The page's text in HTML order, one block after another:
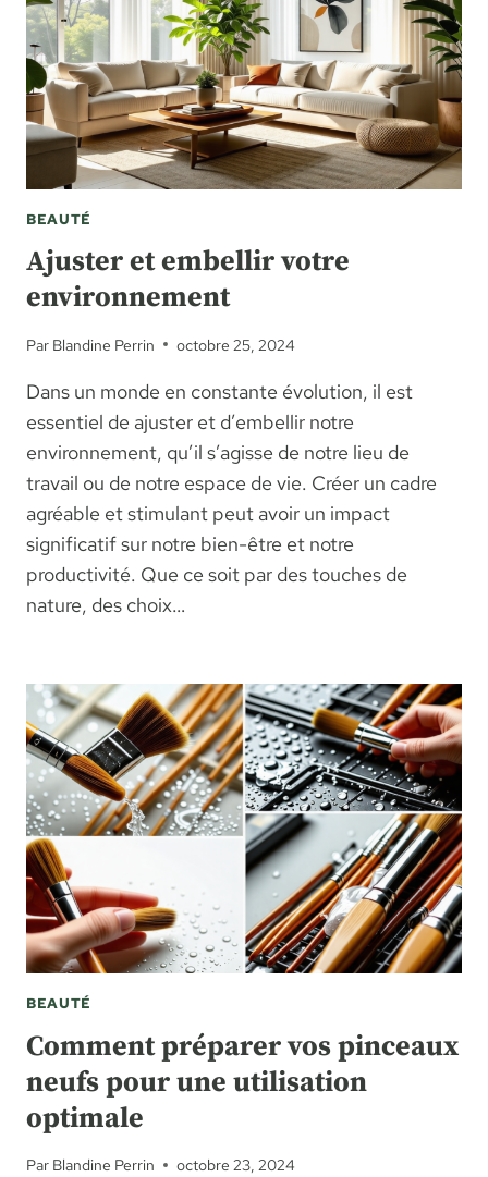
BEAUTÉ
Ajuster et embellir votre
environnement
Par Blandine Perrin octobre 25, 2024
Dans un monde en constante évolution, il est
essentiel de ajuster et d’embellir notre
environnement, qu’il s’agisse de notre lieu de
travail ou de notre espace de vie. Créer un cadre
agréable et stimulant peut avoir un impact
significatif sur notre bien-être et notre
productivité. Que ce soit par des touches de
nature, des choix…
BEAUTÉ
Comment préparer vos pinceaux
neufs pour une utilisation
optimale
Par Blandine Perrin octobre 23, 2024